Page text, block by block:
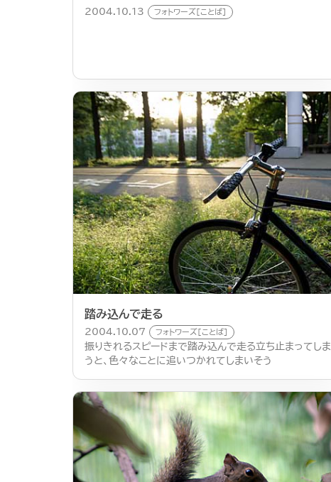
2004.10.13 フォトワーズ[ことば]
踏み込んで走る
2004.10.07 フォトワーズ[ことば]
振りきれるスピードまで踏み込んで走る立ち止まってしま
うと、色々なことに追いつかれてしまいそう